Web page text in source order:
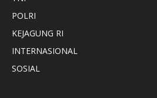
POLRI
KEJAGUNG RI
INTERNASIONAL
SOSIAL